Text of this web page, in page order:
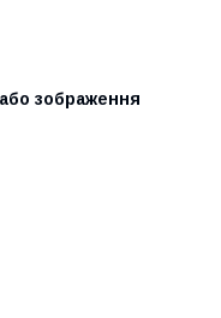
зображення